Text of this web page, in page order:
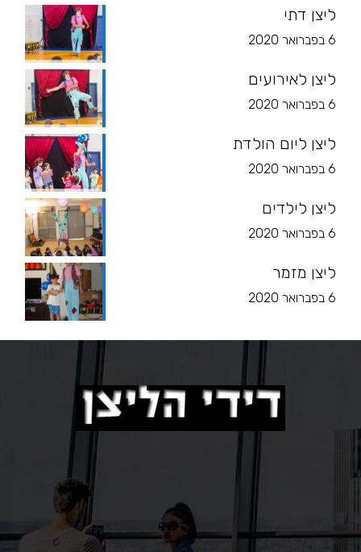
ליצן דתי
6 בפברואר 2020
ליצן לאירועים
6 בפברואר 2020
ליצן ליום הולדת
6 בפברואר 2020
ליצן לילדים
6 בפברואר 2020
ליצן מזמר
6 בפברואר 2020